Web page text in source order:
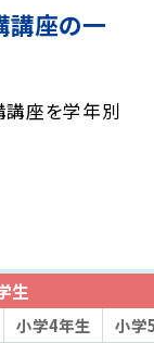
講座の一
講座を学年別
生
小学4年生 小学